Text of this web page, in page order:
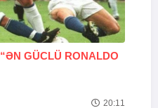
“ƏN GÜCLÜ RONALDO
20:11